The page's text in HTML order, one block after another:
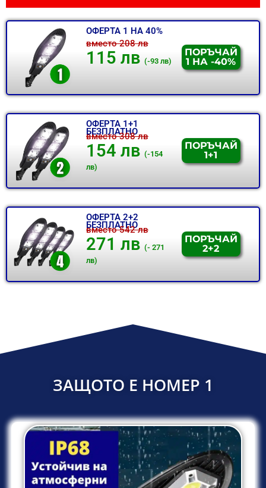
ОФЕРТА 1 НА 40%
вместо 208 лв
115 лв (-93 лв)
ПОРЪЧАЙ
1 НА -40%
ОФЕРТА 1+1
БЕЗПЛАТНО
вместо 308 лв
154 лв (-154
лв)
ПОРЪЧАЙ
1+1
ОФЕРТА 2+2
БЕЗПЛАТНО
вместо 542 лв
271 лв (- 271
лв)
ПОРЪЧАЙ
2+2
ЗАЩОТО Е НОМЕР 1